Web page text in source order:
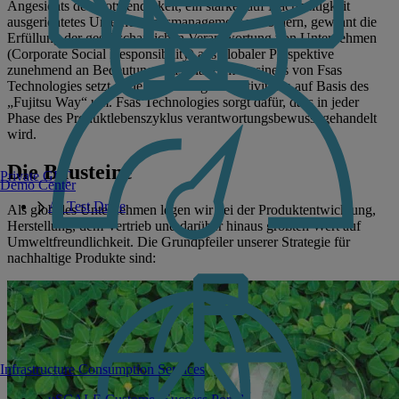
Private GPT
AI Test Drive
Infrastructure Consumption Services
Demo Center
Angesichts der Notwendigkeit, ein stärker auf Nachhaltigkeit
ausgerichtetes Unternehmensmanagement zu fördern, gewinnt die
Erfüllung der gesellschaftlichen Verantwortung von Unternehmen
(Corporate Social Responsibility) aus globaler Perspektive
zunehmend an Bedeutung. Das Platform Business von Fsas
Technologies setzt seine Nachhaltigkeitsaktivitäten auf Basis des
„Fujitsu Way“ um. Fsas Technologies sorgt dafür, dass in jeder
Phase des Produktlebenszyklus verantwortungsbewusst gehandelt
wird.
Die Bausteine
Als globales Unternehmen legen wir bei der Produktentwicklung,
Herstellung, dem Vertrieb und darüber hinaus größten Wert auf
Umweltfreundlichkeit. Die Grundpfeiler unserer Strategie für
nachhaltige Produkte sind: